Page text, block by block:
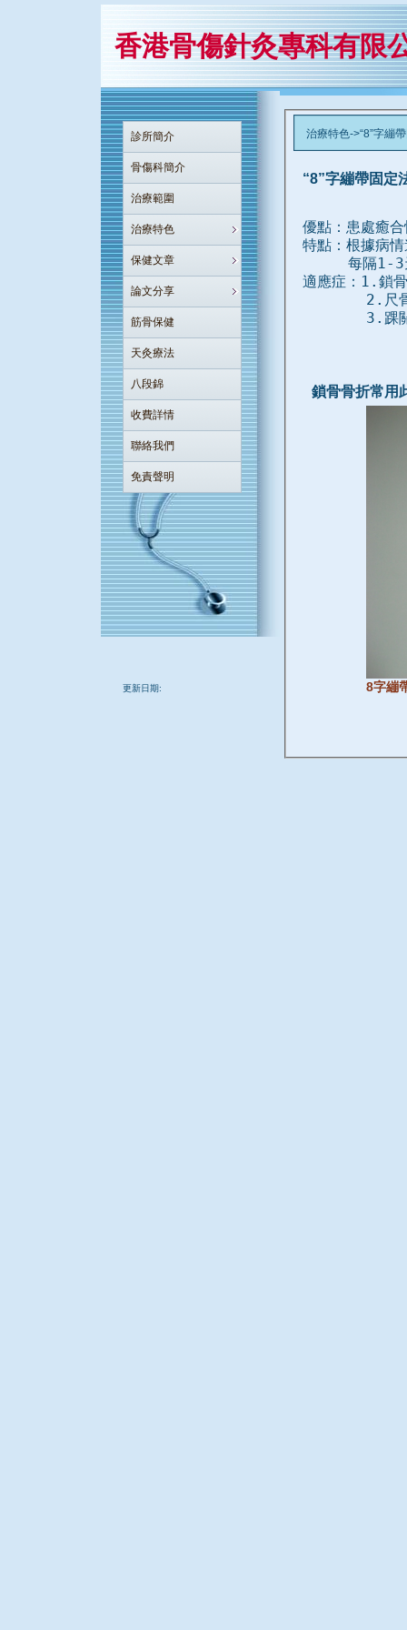
香港骨傷針灸專科有限
治療特色->“8”字繃
“8”字繃帶固定
優點：患處癒
特點：根據病
每隔1-3
適應症：1.鎖
2.尺
3.踝
鎖骨骨折常用
8字繃
診所簡介
骨傷科簡介
治療範圍
治療特色
保健文章
論文分享
筋骨保健
天灸療法
八段錦
收費詳情
聯絡我們
免責聲明
更新日期: